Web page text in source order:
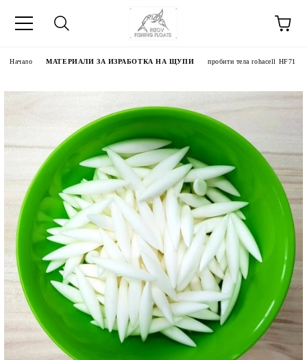
Начало МАТЕРИАЛИ ЗА ИЗРАБОТКА НА ЩУПИ пробити тела rohacell HF71